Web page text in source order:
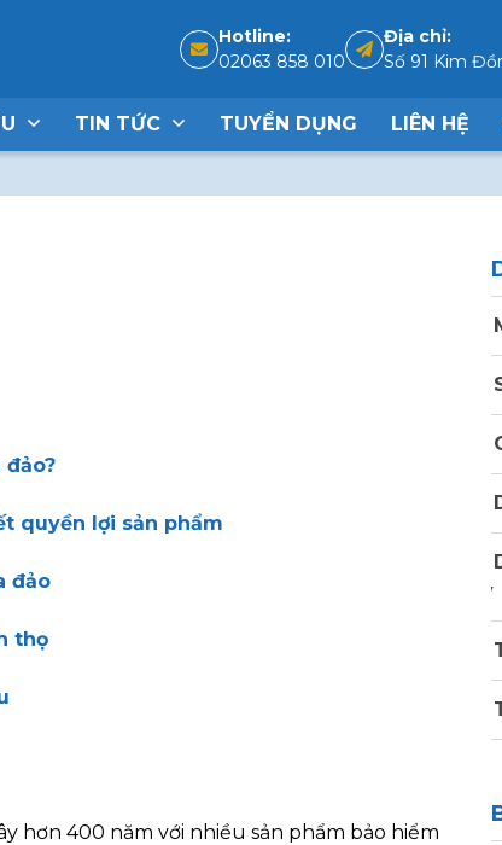
Hotline:
02063 858 010
Địa chỉ:
Số 91 Kim
TIN TỨC TUYỂN DỤNG LIÊN HỆ
quyền lợi sản phẩm
đảo
thọ
hơn 400 năm với nhiều sản phẩm bảo hiểm
ty